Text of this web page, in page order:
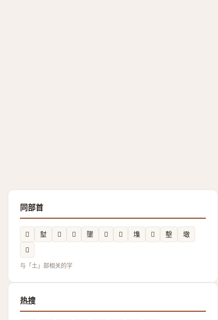
同部首
𡐜 堼 𡉚 𡐊 𡍵 𱗤 𲚪 㙫 𱖽 墼
𡑒
𪣒
与「土」部相关的字
热搜